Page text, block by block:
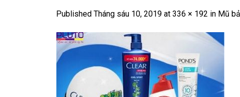
Published Tháng sáu 10, 2019 at 336 × 192 in Mũ